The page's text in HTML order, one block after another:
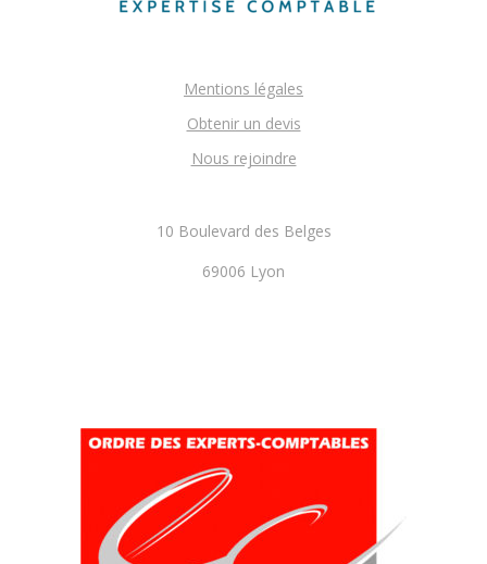
Mentions légales
Obtenir un devis
Nous rejoindre
10 Boulevard des Belges
69006 Lyon